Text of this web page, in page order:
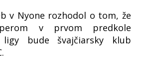
v Nyone rozhodol o tom, že
v prvom predkole
ligy bude švajčiarsky klub